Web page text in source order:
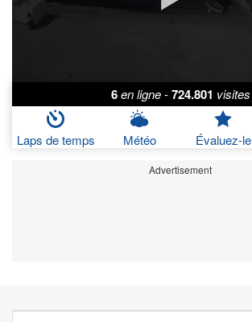
6 en ligne - 724.801 visites
Laps de temps Météo Évaluez-le
Advertisement